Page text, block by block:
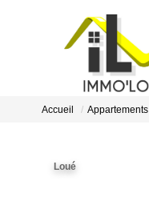
Accueil Appartements
Loué